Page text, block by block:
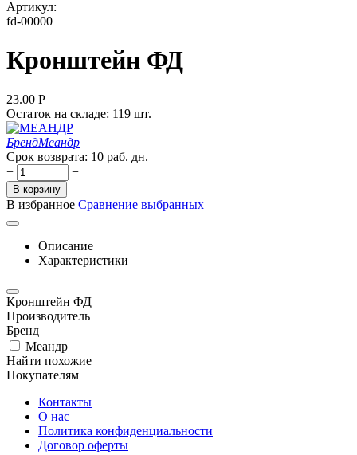
Артикул:
fd-00000
Кронштейн ФД
23.00 Р
Остаток на складе: 119 шт.
БрендМеандр
Срок возврата: 10 раб. дн.
+
−
В корзину
В избранное Сравнение выбранных
Описание
Характеристики
Кронштейн ФД
Производитель
Бренд
Меандр
Найти похожие
Покупателям
Контакты
О нас
Политика конфиденциальности
Договор оферты